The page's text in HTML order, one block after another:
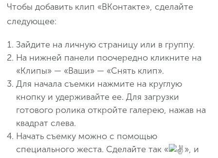
Чтобы добавить клип «ВКонтакте», сделайте
следующее:
Зайдите на личную страницу или в группу.
На нижней панели поочередно кликните на
«Клипы» — «Ваши» — «Снять клип».
Для начала съемки нажмите на круглую
кнопку и удерживайте ее. Для загрузки
готового ролика откройте галерею, нажав на
квадрат слева.
Начать съемку можно с помощью
специального жеста. Сделайте так «
», и